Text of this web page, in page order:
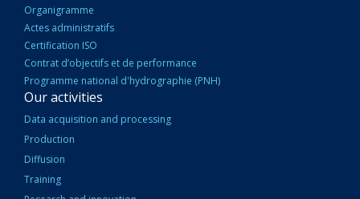
Organigramme
Actes administratifs
Certification ISO
Contrat d’objectifs et de performance
Programme national d'hydrographie (PNH)
Our activities
Data acquisition and processing
Production
Diffusion
Training